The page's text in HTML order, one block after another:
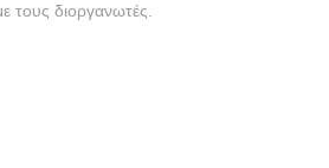
τους διοργανωτές.